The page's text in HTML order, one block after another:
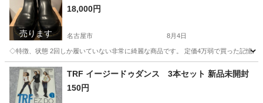
売ります
18,000円
名古屋市 8月4日
◇特徴、状態 2回しか履いていない非常に綺麗な商品です。 定価4万弱で買った記
愛知 名古屋市
TRF イージードゥダンス 3本セット 新品未開封
150円